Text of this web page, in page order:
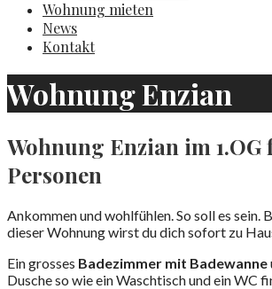
Wohnung mieten
News
Kontakt
Wohnung Enzian
Wohnung Enzian im 1.OG
Personen
Ankommen und wohlfühlen. So soll es sein.
dieser Wohnung wirst du dich sofort zu
Ein grosses Badezimmer mit Badewanne
Dusche so wie ein Waschtisch und ein WC